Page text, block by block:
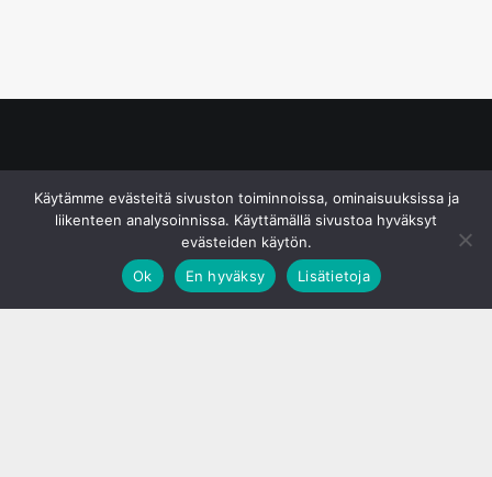
Käytämme evästeitä sivuston toiminnoissa, ominaisuuksissa ja
liikenteen analysoinnissa. Käyttämällä sivustoa hyväksyt
evästeiden käytön.
Ok
En hyväksy Lisätietoja